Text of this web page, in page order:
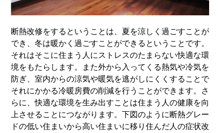
断熱改修をするということは、夏を涼しく過ごすことが
でき、冬は暖かく過ごすことができるということです。
それはそこに住まう人にストレスのたまらない快適な環
境をもたらします。また外から入ってくる熱気や冷気を
防ぎ、室内からの涼気や暖気を逃がしにくくすることで
それにかかる冷暖房費の削減を行うことができます。さ
らに、快適な環境を生み出すことは住まう人の健康を向
上させることにつながります。下図のように断熱グレー
ドの低い住まいから高い住まいに移り住んだ人の症状改